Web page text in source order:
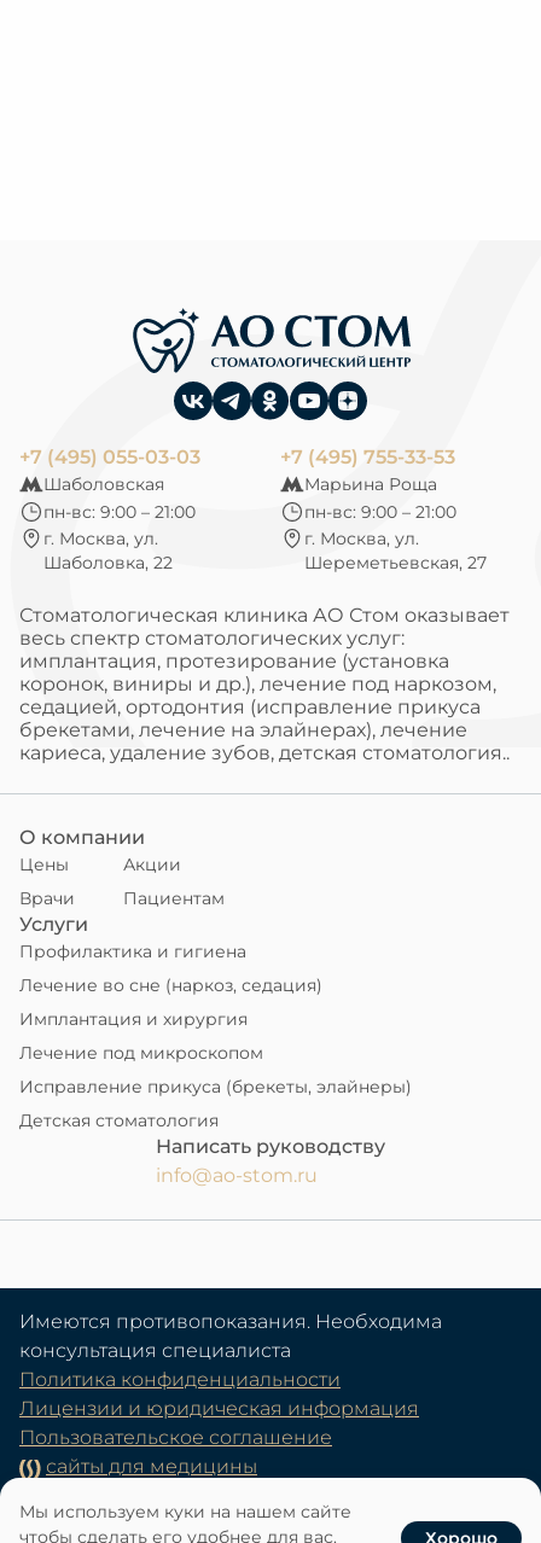
+7 (495) 055-03-03
Шаболовская
пн-вс: 9:00 – 21:00
г. Москва, ул.
Шаболовка, 22
+7 (495) 755-33-53
Марьина Роща
пн-вс: 9:00 – 21:00
г. Москва, ул.
Шереметьевская, 27
Стоматологическая клиника АО Стом оказывает
весь спектр стоматологических услуг:
имплантация, протезирование (установка
коронок, виниры и др.), лечение под наркозом,
седацией, ортодонтия (исправление прикуса
брекетами, лечение на элайнерах), лечение
кариеса, удаление зубов, детская стоматология..
О компании
Цены
Акции
Врачи
Пациентам
Услуги
Профилактика и гигиена
Лечение во сне (наркоз, седация)
Имплантация и хирургия
Лечение под микроскопом
Исправление прикуса (брекеты, элайнеры)
Детская стоматология
Написать руководству
info@ao-stom.ru
Имеются противопоказания. Необходима
консультация специалиста
Политика конфиденциальности
Лицензии и юридическая информация
Пользовательское соглашение
сайты для медицины
Мы используем куки на нашем сайте
чтобы сделать его удобнее для вас.
Хорошо